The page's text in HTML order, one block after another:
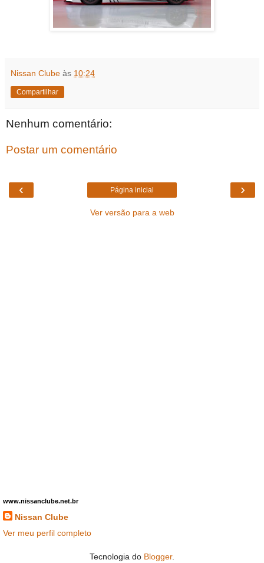
Nissan Clube às 10:24
Compartilhar
Nenhum comentário:
Postar um comentário
‹ ›
Página inicial
Ver versão para a web
www.nissanclube.net.br
Nissan Clube
Ver meu perfil completo
Tecnologia do Blogger.